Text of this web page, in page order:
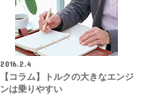
2016.2.4
【コラム】トルクの大きなエンジ
ンは乗りやすい